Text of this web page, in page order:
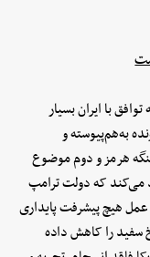
با ایران بسیار
به‌هم‌پیوسته و
هرمز و دوم موضوع
می‌کند که دولت ترامپ
هیچ پیشرفت پایداری
سفید را کاهش داده